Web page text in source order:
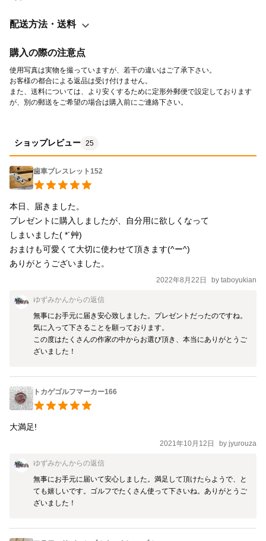
配送方法・送料
購入の際の注意点
使用写真は実物を撮っていますが、若干の違いはご了承下さい。
お客様の都合による返品は受け付けません。
また、送料については、より安くするために定形外郵便で設定しております
が、別の郵送をご希望の場合は購入前にご連絡下さい。
ショップレビュー 25
歯車ブレスレット152
本日、届きました。
プレゼントに購入しましたが、自分用に欲しくなって
しまいました( *´艸)
おまけも可愛くて大切に使わせて頂きます(^ー^)
ありがとうございました。
2022年8月22日 by taboyukian
ゆずみかんからの返信
無事にお手元に届き安心致しました。プレゼントだったのですね。
気に入って下さることを願っております。
この度はたくさんの作家の中からお選び頂き、本当にありがとうご
ざいました！
トカゲゴルフマーカー166
大満足!
2021年10月12日 by jyurouza
ゆずみかんからの返信
無事にお手元に届いて安心しました。満足して頂けたらようで、と
ても嬉しいです。ゴルフでたくさん使って下さいね。ありがとうご
ざいました！